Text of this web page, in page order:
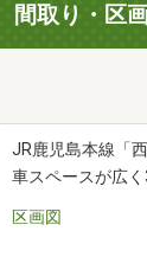
いて
合があります
がスムーズで
マホでの写真
の際にお役立
間取り・区
JR鹿児島本線「
車スペースが広
区画図